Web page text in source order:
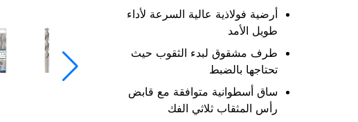
أرضية فولاذية عالية السرعة لأداء
طويل الأمد
طرف مشقوق لبدء الثقوب حيث
تحتاجها بالضبط
ساق أسطوانية متوافقة مع قابض
رأس المثقاب ثلاثي الفك